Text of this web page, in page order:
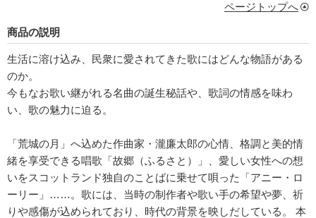
ページトップへ
商品の説明
生活に溶け込み、民衆に愛されてきた歌にはどんな物語がある
のか。
今もなお歌い継がれる名曲の誕生秘話や、歌詞の情感を味わ
い、歌の魅力に迫る。
「荒城の月」へ込めた作曲家・瀧廉太郎の心情、格調と美的情
緒を享受できる唱歌「故郷（ふるさと）」、愛しい女性への想
いをスコットランド独自のことばに乗せて唄った「アニー・ロ
ーリー」……。歌には、当時の制作者や歌い手の希望や夢、祈
りや感傷が込められており、時代の背景を映しだしている。 本